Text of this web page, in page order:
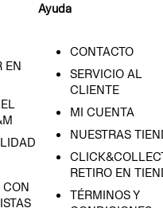
EN
CON
Ayuda
CONTACTO
SERVICIO AL
CLIENTE
MI CUENTA
NUESTRAS
RETIRO EN
TÉRMINOS Y